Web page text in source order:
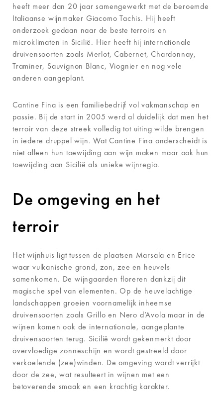
heeft meer dan 20 jaar samengewerkt met de beroemde
Italiaanse wijnmaker Giacomo Tachis. Hij heeft
onderzoek gedaan naar de beste terroirs en
microklimaten in Sicilië. Hier heeft hij internationale
druivensoorten zoals Merlot, Cabernet, Chardonnay,
Traminer, Sauvignon Blanc, Viognier en nog vele
anderen aangeplant.
Cantine Fina is een familiebedrijf vol vakmanschap en
passie. Bij de start in 2005 werd al duidelijk dat men het
terroir van deze streek volledig tot uiting wilde brengen
in iedere druppel wijn. Wat Cantine Fina onderscheidt is
niet alleen hun toewijding aan wijn maken maar ook hun
toewijding aan Sicilië als unieke wijnregio.
De omgeving en het
terroir
Het wijnhuis ligt tussen de plaatsen Marsala en Erice
waar vulkanische grond, zon, zee en heuvels
samenkomen. De wijngaarden floreren dankzij dit
magische spel van elementen. Op de heuvelachtige
landschappen groeien voornamelijk inheemse
druivensoorten zoals Grillo en Nero d’Avola maar in de
wijnen komen ook de internationale, aangeplante
druivensoorten terug. Sicilië wordt gekenmerkt door
overvloedige zonneschijn en wordt gestreeld door
verkoelende (zee)winden. De omgeving wordt verrijkt
door de zee, wat resulteert in wijnen met een
betoverende smaak en een krachtig karakter.